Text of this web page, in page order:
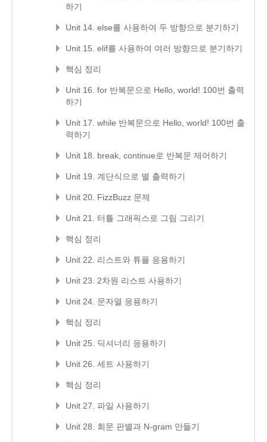
하기
Unit 14. else를 사용하여 두 방향으로 분기하기
Unit 15. elif를 사용하여 여러 방향으로 분기하기
핵심 정리
Unit 16. for 반복문으로 Hello, world! 100번 출력
하기
Unit 17. while 반복문으로 Hello, world! 100번 출
력하기
Unit 18. break, continue로 반복문 제어하기
Unit 19. 계단식으로 별 출력하기
Unit 20. FizzBuzz 문제
Unit 21. 터틀 그래픽스로 그림 그리기
핵심 정리
Unit 22. 리스트와 튜플 응용하기
Unit 23. 2차원 리스트 사용하기
Unit 24. 문자열 응용하기
핵심 정리
Unit 25. 딕셔너리 응용하기
Unit 26. 세트 사용하기
핵심 정리
Unit 27. 파일 사용하기
Unit 28. 회문 판별과 N-gram 만들기